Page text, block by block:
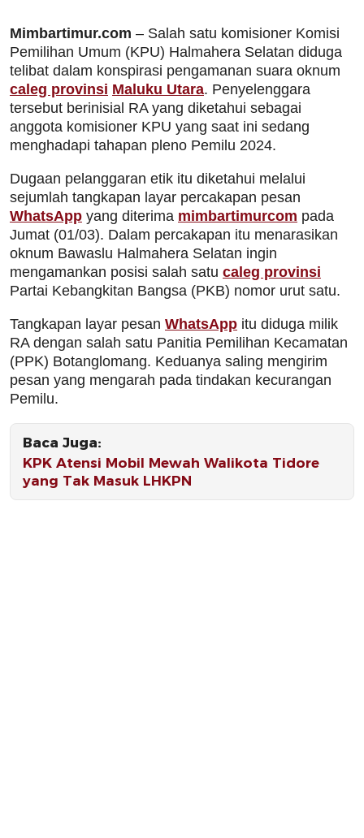
Mimbartimur.com – Salah satu komisioner Komisi
Pemilihan Umum (KPU) Halmahera Selatan diduga
telibat dalam konspirasi pengamanan suara oknum
caleg provinsi Maluku Utara. Penyelenggara
tersebut berinisial RA yang diketahui sebagai
anggota komisioner KPU yang saat ini sedang
menghadapi tahapan pleno Pemilu 2024.
Dugaan pelanggaran etik itu diketahui melalui
sejumlah tangkapan layar percakapan pesan
WhatsApp yang diterima mimbartimurcom pada
Jumat (01/03). Dalam percakapan itu menarasikan
oknum Bawaslu Halmahera Selatan ingin
mengamankan posisi salah satu caleg provinsi
Partai Kebangkitan Bangsa (PKB) nomor urut satu.
Tangkapan layar pesan WhatsApp itu diduga milik
RA dengan salah satu Panitia Pemilihan Kecamatan
(PPK) Botanglomang. Keduanya saling mengirim
pesan yang mengarah pada tindakan kecurangan
Pemilu.
Baca Juga:
KPK Atensi Mobil Mewah Walikota Tidore
yang Tak Masuk LHKPN